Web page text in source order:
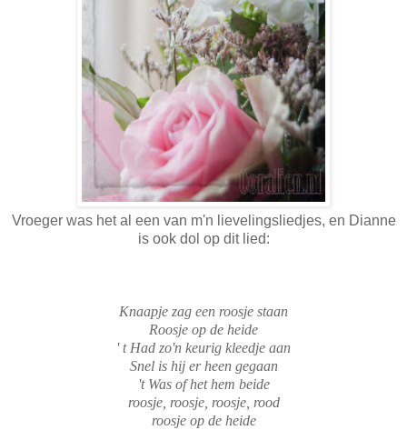
Vroeger was het al een van m'n lievelingsliedjes, en Dianne
is ook dol op dit lied:
Knaapje zag een roosje staan
Roosje op de heide
' t Had zo'n keurig kleedje aan
Snel is hij er heen gegaan
't Was of het hem beide
roosje, roosje, roosje, rood
roosje op de heide